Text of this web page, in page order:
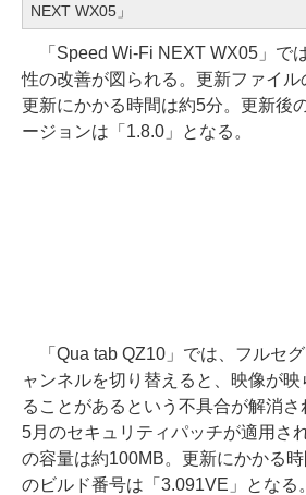
NEXT WX05」
「Speed Wi-Fi NEXT WX05」で
性の改善が図られる。更新ファイル
更新にかかる時間は約5分。更新後
ージョンは「1.8.0」となる。
「Qua tab QZ10」では、フルセ
ャンネルを切り替えると、映像が映
ることがあるという不具合が解消
5月のセキュリティパッチが適用さ
の容量は約100MB。更新にかかる
のビルド番号は「3.091VE」となる。